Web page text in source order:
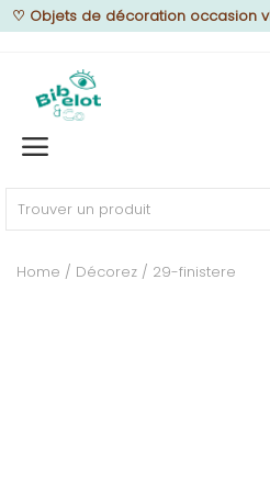
♡ Objets de décoration occasion
Home
MEUBLEZ
Home Décorez 29-finistere